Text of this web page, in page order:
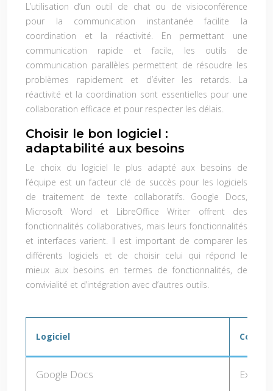
L’utilisation d’un outil de chat ou de visioconférence
pour la communication instantanée facilite la
coordination et la réactivité. En permettant une
communication rapide et facile, les outils de
communication parallèles permettent de résoudre les
problèmes rapidement et d’éviter les retards. La
réactivité et la coordination sont essentielles pour une
collaboration efficace et pour respecter les délais.
Choisir le bon logiciel :
adaptabilité aux besoins
Le choix du logiciel le plus adapté aux besoins de
l’équipe est un facteur clé de succès pour les logiciels
de traitement de texte collaboratifs. Google Docs,
Microsoft Word et LibreOffice Writer offrent des
fonctionnalités collaboratives, mais leurs fonctionnalités
et interfaces varient. Il est important de comparer les
différents logiciels et de choisir celui qui répond le
mieux aux besoins en termes de fonctionnalités, de
convivialité et d’intégration avec d’autres outils.
Logiciel Co-
Google Docs